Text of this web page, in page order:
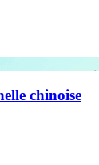
chinoise